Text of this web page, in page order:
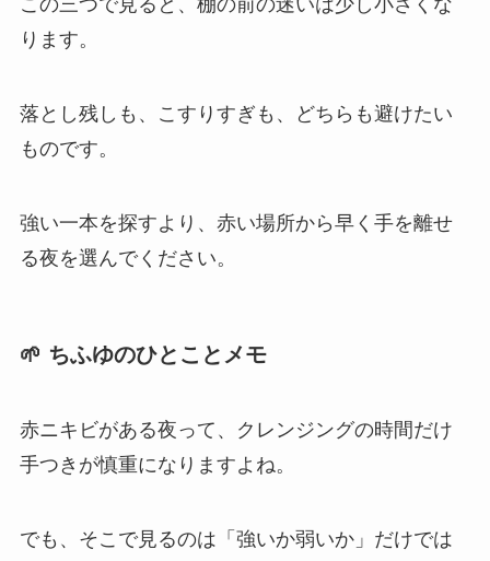
この三つで見ると、棚の前の迷いは少し小さくな
ります。
落とし残しも、こすりすぎも、どちらも避けたい
ものです。
強い一本を探すより、赤い場所から早く手を離せ
る夜を選んでください。
🌱 ちふゆのひとことメモ
赤ニキビがある夜って、クレンジングの時間だけ
手つきが慎重になりますよね。
でも、そこで見るのは「強いか弱いか」だけでは